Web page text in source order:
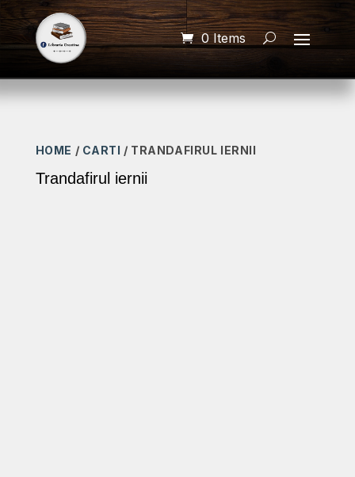
0 Items
HOME / CARTI / TRANDAFIRUL IERNII
Trandafirul iernii